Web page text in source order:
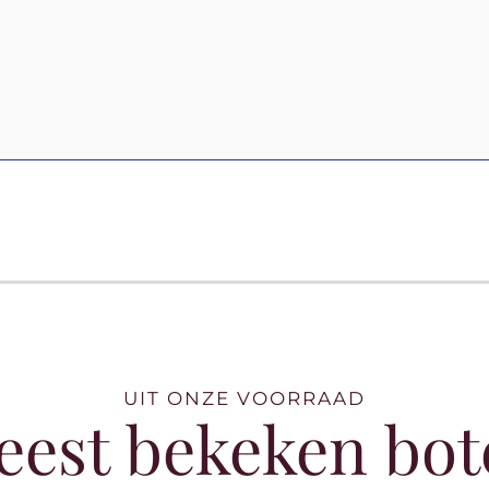
UIT ONZE VOORRAAD
bekeken